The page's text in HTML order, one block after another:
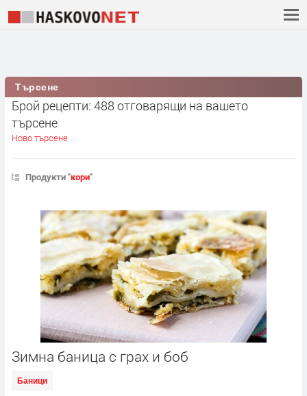
Търсене
Брой рецепти: 488 отговарящи на вашето
търсене
Ново търсене
Продукти "кори"
Зимна баница с грах и боб
Баници